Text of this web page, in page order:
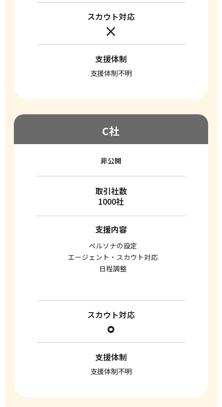
スカウト対応
×
支援体制
支援体制不明
C社
非公開
取引社数
1000社
支援内容
ぺルソナの設定
エージェント・スカウト対応
日程調整
スカウト対応
⚪︎
支援体制
支援体制不明